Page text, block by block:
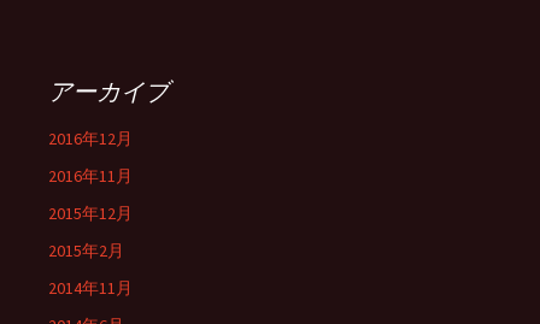
アーカイブ
2016年12月
2016年11月
2015年12月
2015年2月
2014年11月